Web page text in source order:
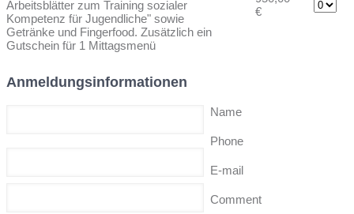
Arbeitsblätter zum Training sozialer
Kompetenz für Jugendliche" sowie
Getränke und Fingerfood. Zusätzlich ein
Gutschein für 1 Mittagsmenü
€
Anmeldungsinformationen
Name
Phone
E-mail
Comment